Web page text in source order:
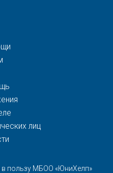
лиц
в пользу МБОО «ЮниХелп»